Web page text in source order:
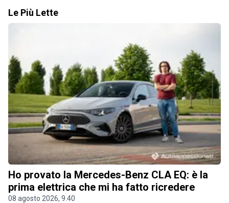
Le Più Lette
Ho provato la Mercedes-Benz CLA EQ: è la
prima elettrica che mi ha fatto ricredere
08 agosto 2026, 9.40